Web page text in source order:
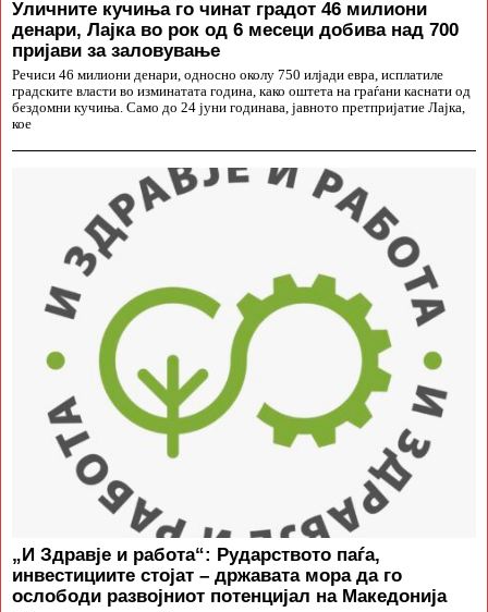
Уличните кучиња го чинат градот 46 милиони
денари, Лајка во рок од 6 месеци добива над 700
пријави за заловување
Речиси 46 милиони денари, односно околу 750 илјади евра, исплатиле
градските власти во изминатата година, како оштета на граѓани каснати од
бездомни кучиња. Само до 24 јуни годинава, јавното претпријатие Лајка,
кое
„И Здравје и работа“: Рударството паѓа,
инвестициите стојат – државата мора да го
ослободи развојниот потенцијал на Македонија